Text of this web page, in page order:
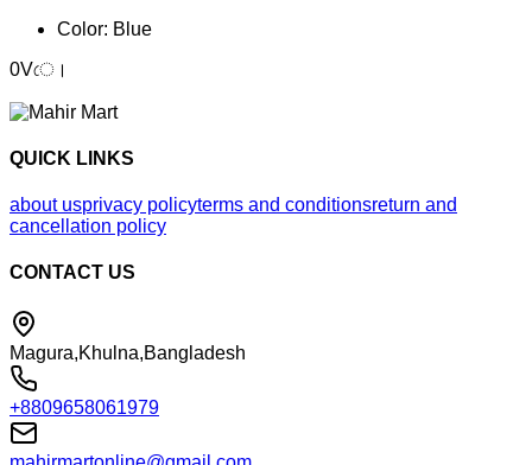
Color: Blue
0Vে।
QUICK LINKS
about usprivacy policyterms and conditionsreturn and
cancellation policy
CONTACT US
Magura,Khulna,Bangladesh
+8809658061979